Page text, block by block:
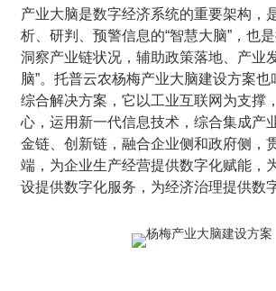
产业大脑是数字经济系统的重要架构，
析、研判、预警信息的“智慧大脑”，也
洞察产业链状况，辅助政策落地、产业
脑”。托普云农杨梅产业大脑建设方案也
综合解决方案，它以工业互联网为支撑
心，运用新一代信息技术，综合集成产
金链、创新链，融合企业侧和政府侧，
端，为企业生产经营提供数字化赋能，
设提供数字化服务，为经济治理提供数